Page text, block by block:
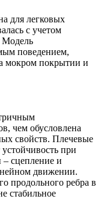
для легковых
с учетом
Модель
поведением,
мокром покрытии и
чем обусловлена
свойств. Плечевые
при
сцепление и
движении.
продольного ребра в
стабильное